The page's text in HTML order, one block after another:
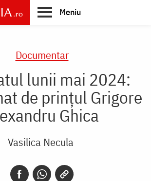
Meniu
Documentar
lunii mai 2024:
de prințul Grigore
Ghica
Vasilica Necula